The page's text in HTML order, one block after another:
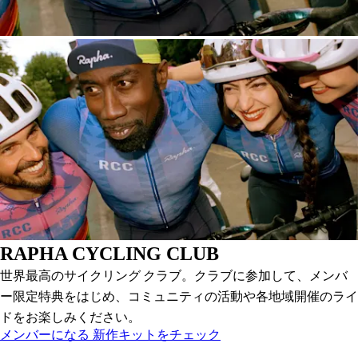
RAPHA CYCLING CLUB
世界最高のサイクリング クラブ。クラブに参加して、メンバ
ー限定特典をはじめ、コミュニティの活動や各地域開催のライ
ドをお楽しみください。
RAPHA CYCLING CLUB
メンバーになる RAPHA CYCLING CLUB
新作キットをチェック